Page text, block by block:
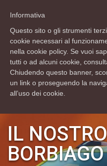
Lun - Ven 9:00 12:30 - 15:00
041
IL
Informativa
Questo sito o gli strumenti
cookie necessari al
nella cookie policy. Se vuoi
tutti o ad alcuni cookie,
Chiudendo questo banner,
un link o proseguendo la
all’uso dei cookie.